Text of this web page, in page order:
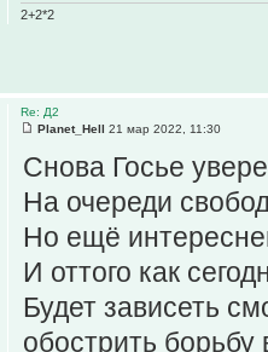
2+2*2
Re: Д2
Planet_Hell 21 мар 2022, 11:30
Снова Госье
На очереди
Но ещё
И оттого как
Будет зависеть
обострить борьбу